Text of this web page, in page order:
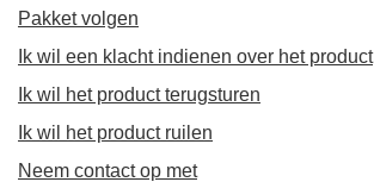
Pakket volgen
Ik wil een klacht indienen over het product
Ik wil het product terugsturen
Ik wil het product ruilen
Neem contact op met